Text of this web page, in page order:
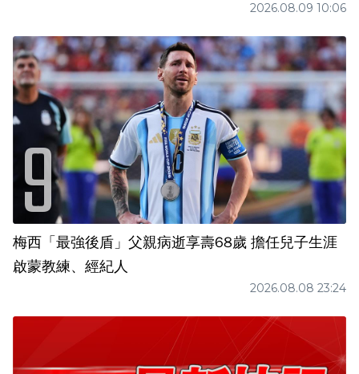
2026.08.09 10:06
梅西「最強後盾」父親病逝享壽68歲 擔任兒子生涯
啟蒙教練、經紀人
2026.08.08 23:24